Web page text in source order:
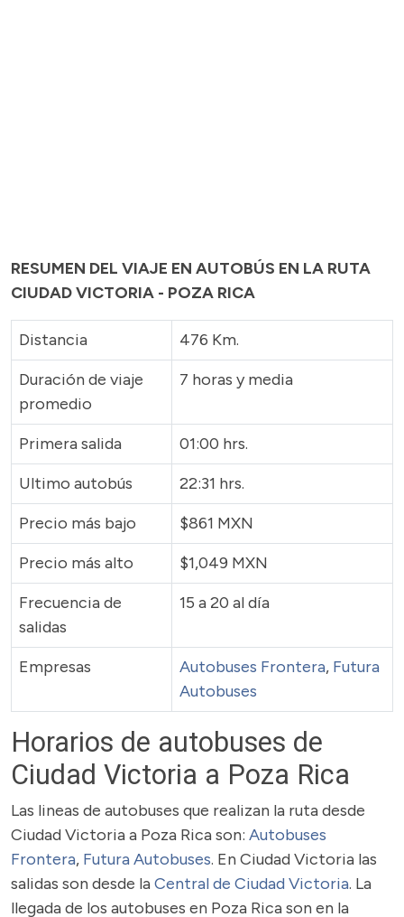
RESUMEN DEL VIAJE EN AUTOBÚS EN LA RUTA
CIUDAD VICTORIA - POZA RICA
Distancia
476 Km.
Duración de viaje
promedio
7 horas y media
Primera salida
01:00 hrs.
Ultimo autobús
22:31 hrs.
Precio más bajo
$861 MXN
Precio más alto
$1,049 MXN
Frecuencia de
salidas
15 a 20 al día
Empresas Autobuses Frontera, Futura
Autobuses
Horarios de autobuses de
Ciudad Victoria a Poza Rica
Las lineas de autobuses que realizan la ruta desde
Ciudad Victoria a Poza Rica son: Autobuses
Frontera, Futura Autobuses. En Ciudad Victoria las
salidas son desde laCentral de Ciudad Victoria. La
llegada de los autobuses en Poza Rica son en la